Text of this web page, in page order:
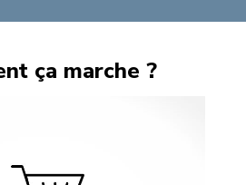
ça marche ?